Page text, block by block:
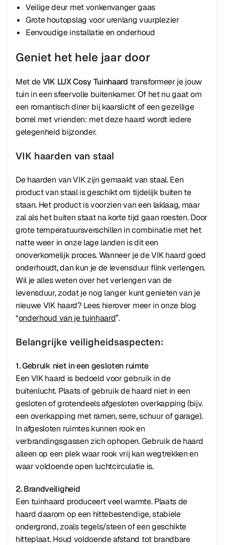
Veilige deur met vonkenvanger gaas
Grote houtopslag voor urenlang vuurplezier
Eenvoudige installatie en onderhoud
Geniet het hele jaar door
Met deVIK LUX Cosy Tuinhaard transformeer je jouw
tuin in een sfeervolle buitenkamer. Of het nu gaat om
een romantisch diner bij kaarslicht of een gezellige
borrel met vrienden: met deze haard wordt iedere
gelegenheid bijzonder.
VIK haarden van staal
De haarden van VIK zijn gemaakt van staal. Een
product van staal is geschikt om tijdelijk buiten te
staan. Het product is voorzien van een laklaag, maar
zal als het buiten staat na korte tijd gaan roesten. Door
grote temperatuursverschillen in combinatie met het
natte weer in onze lage landen is dit een
onoverkomelijk proces. Wanneer je de VIK haard goed
onderhoudt, dan kun je de levensduur flink verlengen.
Wil je alles weten over het verlengen van de
levensduur, zodat je nog langer kunt genieten van je
nieuwe VIK haard? Lees hierover meer in onze blog
“onderhoud van je tuinhaard”.
Belangrijke veiligheidsaspecten:
1. Gebruik niet in een gesloten ruimte
Een VIK haard is bedoeld voor gebruik in de
buitenlucht. Plaats of gebruik de haard niet in een
gesloten of grotendeels afgesloten overkapping (bijv.
een overkapping met ramen, serre, schuur of garage).
In afgesloten ruimtes kunnen rook en
verbrandingsgassen zich ophopen. Gebruik de haard
alleen op een plek waar rook vrij kan wegtrekken en
waar voldoende open luchtcirculatie is.
2. Brandveiligheid
Een tuinhaard produceert veel warmte. Plaats de
haard daarom op een hittebestendige, stabiele
ondergrond, zoals tegels/steen of een geschikte
hitteplaat. Houd voldoende afstand tot brandbare